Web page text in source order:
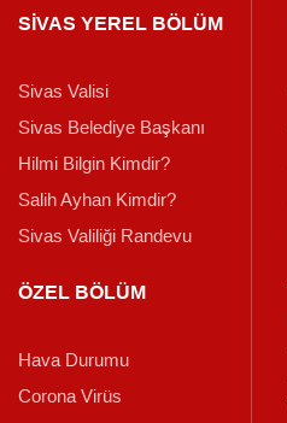
SİVAS YEREL BÖLÜM
Sivas Valisi
Sivas Belediye Başkanı
Hilmi Bilgin Kimdir?
Salih Ayhan Kimdir?
Sivas Valiliği Randevu
ÖZEL BÖLÜM
Hava Durumu
Corona Virüs